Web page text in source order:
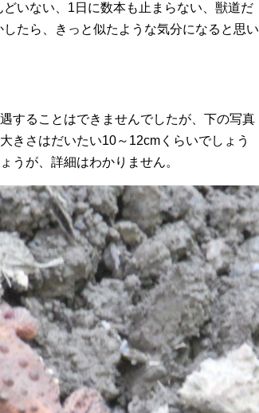
いない、1日に数本も止まらない、獣道だ
たら、きっと似たような気分になると思い
することはできませんでしたが、下の写真
きさはだいたい10～12cmくらいでしょう
うが、詳細はわかりません。